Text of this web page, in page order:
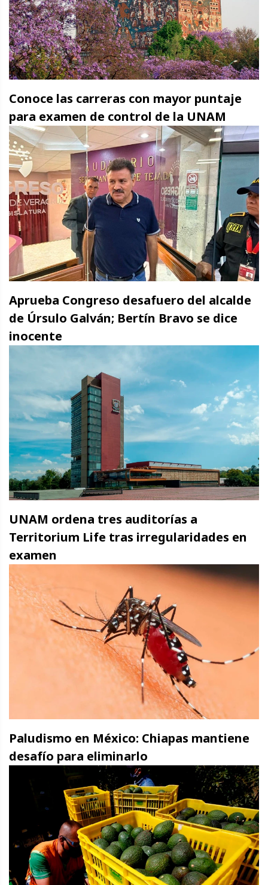
Conoce las carreras con mayor puntaje
para examen de control de la UNAM
Aprueba Congreso desafuero del alcalde
de Úrsulo Galván; Bertín Bravo se dice
inocente
UNAM ordena tres auditorías a
Territorium Life tras irregularidades en
examen
Paludismo en México: Chiapas mantiene
desafío para eliminarlo